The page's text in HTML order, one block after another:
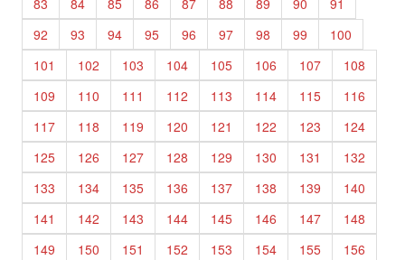
83 84 85 86 87 88 89 90
91
92
93 94 95 96 97 98 99
100
101
102 103 104 105 106 107
108
109
110 111 112 113 114 115
116
117
118 119 120 121 122 123
124
125
126 127 128 129 130 131
132
133
134 135 136 137 138 139
140
141
142 143 144 145 146 147
148
149
150 151 152 153 154 155
156